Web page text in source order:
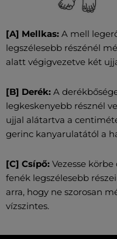
[A] Mellkas: A mell
legszélesebb részénél
alatt végigvezetve két
[B] Derék: A
legkeskenyebb résznél
ujjal alátartva a
gerinc kanyarulatától a
[C] Csípő: Vezesse
fenék legszélesebb
arra, hogy ne szorosan
vízszintes.